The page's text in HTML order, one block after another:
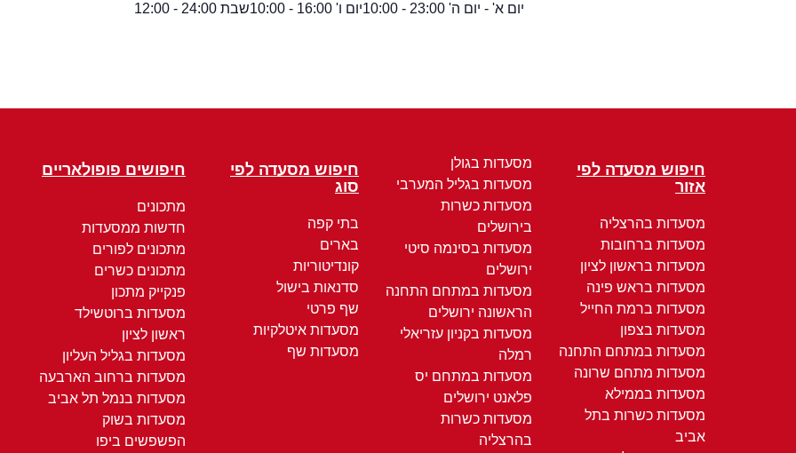
יום א' - יום ה' 23:00 - 10:00
יום ו' 16:00 - 10:00 שבת 24:00 - 12:00
חיפוש מסעדה לפי
אזור
מסעדות בהרצליה
מסעדות ברחובות
מסעדות בראשון לציון
מסעדות בראש פינה
מסעדות ברמת החייל
מסעדות בצפון
מסעדות במתחם התחנה
מסעדות מתחם שרונה
מסעדות בממילא
מסעדות כשרות בתל
אביב
מסעדות בגולן
מסעדות בגליל המערבי
מסעדות כשרות
בירושלים
מסעדות בסינמה סיטי
ירושלים
מסעדות במתחם התחנה
הראשונה ירושלים
מסעדות בקניון עזריאלי
רמלה
מסעדות במתחם יס
פלאנט ירושלים
מסעדות כשרות
בהרצליה
חיפוש מסעדה לפי
סוג
בתי קפה
בארים
קונדיטוריות
סדנאות בישול
שף פרטי
מסעדות איטלקיות
מסעדות שף
חיפושים פופולאריים
מתכונים
חדשות ממסעדות
מתכונים לפורים
מתכונים כשרים
פנקייק מתכון
מסעדות ברוטשילד
ראשון לציון
מסעדות בגליל העליון
מסעדות ברחוב הארבעה
מסעדות בנמל תל אביב
מסעדות בשוק
הפשפשים ביפו